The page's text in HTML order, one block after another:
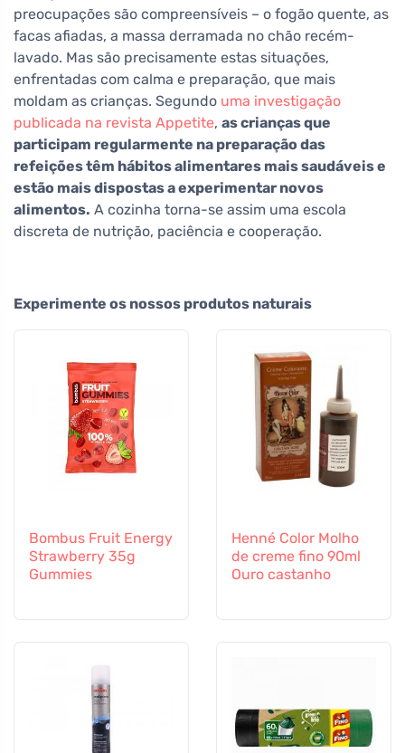
preocupações são compreensíveis – o fogão quente, as
facas afiadas, a massa derramada no chão recém-
lavado. Mas são precisamente estas situações,
enfrentadas com calma e preparação, que mais
moldam as crianças. Segundo uma investigação
publicada na revista Appetite, as crianças que
participam regularmente na preparação das
refeições têm hábitos alimentares mais saudáveis e
estão mais dispostas a experimentar novos
alimentos. A cozinha torna-se assim uma escola
discreta de nutrição, paciência e cooperação.
Experimente os nossos produtos naturais
Bombus Fruit Energy
Strawberry 35g
Gummies
Henné Color Molho
de creme fino 90ml
Ouro castanho